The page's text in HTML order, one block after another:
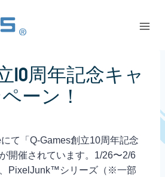
立10周年記念キャ
ーン！
て「Q-Games創立10周年記念
開催されています。1/26〜2/6
PixelJunk™シリーズ（※一部